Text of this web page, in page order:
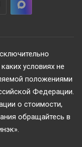
условиях не
положениями
Федерации.
о стоимости,
обращайтесь в